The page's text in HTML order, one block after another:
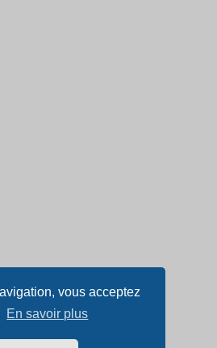
vous acceptez
En savoir plus